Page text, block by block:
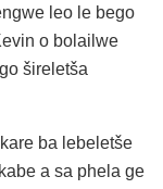
leo le bego
o bolailwe
šireletša
ba lebeletše
a sa phela ge